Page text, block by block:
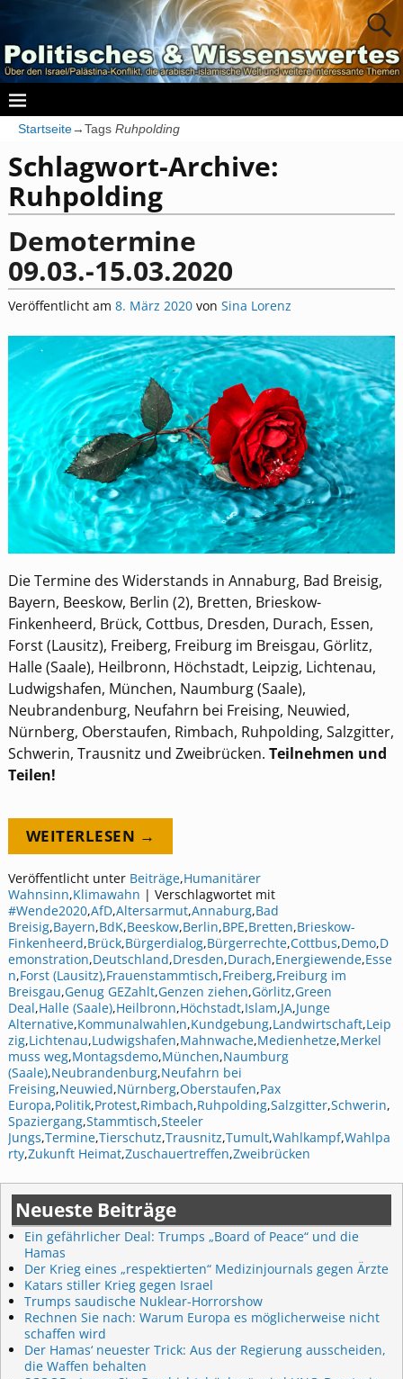
Startseite→Tags Ruhpolding
Schlagwort-Archive:
Ruhpolding
Demotermine
09.03.-15.03.2020
Veröffentlicht am 8. März 2020 von Sina Lorenz
Die Termine des Widerstands in Annaburg, Bad Breisig,
Bayern, Beeskow, Berlin (2), Bretten, Brieskow-
Finkenheerd, Brück, Cottbus, Dresden, Durach, Essen,
Forst (Lausitz), Freiberg, Freiburg im Breisgau, Görlitz,
Halle (Saale), Heilbronn, Höchstadt, Leipzig, Lichtenau,
Ludwigshafen, München, Naumburg (Saale),
Neubrandenburg, Neufahrn bei Freising, Neuwied,
Nürnberg, Oberstaufen, Rimbach, Ruhpolding, Salzgitter,
Schwerin, Trausnitz und Zweibrücken. Teilnehmen und
Teilen!
WEITERLESEN →
Veröffentlicht unter Beiträge,Humanitärer
Wahnsinn,Klimawahn | Verschlagwortet mit
#Wende2020,AfD,Altersarmut,Annaburg,Bad
Breisig,Bayern,BdK,Beeskow,Berlin,BPE,Bretten,Brieskow-
Finkenheerd,Brück,Bürgerdialog,Bürgerrechte,Cottbus,Demo,D
emonstration,Deutschland,Dresden,Durach,Energiewende,Esse
n,Forst (Lausitz),Frauenstammtisch,Freiberg,Freiburg im
Breisgau,Genug GEZahlt,Genzen ziehen,Görlitz,Green
Deal,Halle (Saale),Heilbronn,Höchstadt,Islam,JA,Junge
Alternative,Kommunalwahlen,Kundgebung,Landwirtschaft,Leip
zig,Lichtenau,Ludwigshafen,Mahnwache,Medienhetze,Merkel
muss weg,Montagsdemo,München,Naumburg
(Saale),Neubrandenburg,Neufahrn bei
Freising,Neuwied,Nürnberg,Oberstaufen,Pax
Europa,Politik,Protest,Rimbach,Ruhpolding,Salzgitter,Schwerin,
Spaziergang,Stammtisch,Steeler
Jungs,Termine,Tierschutz,Trausnitz,Tumult,Wahlkampf,Wahlpa
rty,Zukunft Heimat,Zuschauertreffen,Zweibrücken
Neueste Beiträge
Ein gefährlicher Deal: Trumps „Board of Peace“ und die
Hamas
Der Krieg eines „respektierten“ Medizinjournals gegen Ärzte
Katars stiller Krieg gegen Israel
Trumps saudische Nuklear-Horrorshow
Rechnen Sie nach: Warum Europa es möglicherweise nicht
schaffen wird
Der Hamas‘ neuester Trick: Aus der Regierung ausscheiden,
die Waffen behalten